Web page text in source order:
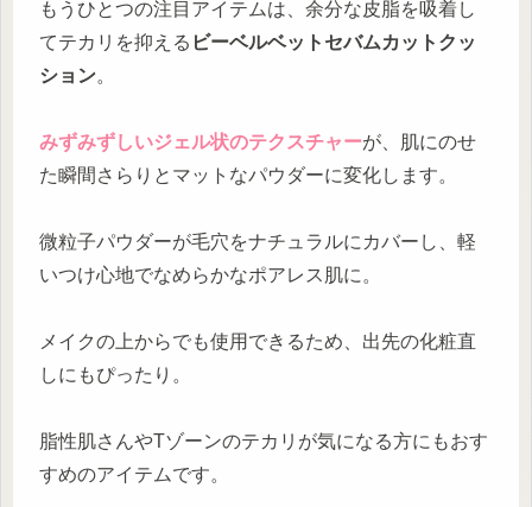
もうひとつの注目アイテムは、余分な皮脂を吸着し
てテカリを抑える ビーベルベットセバムカットクッ
ション。
みずみずしいジェル状のテクスチャーが、肌にのせ
た瞬間さらりとマットなパウダーに変化します。
微粒子パウダーが毛穴をナチュラルにカバーし、軽
いつけ心地でなめらかなポアレス肌に。
メイクの上からでも使用できるため、出先の化粧直
しにもぴったり。
脂性肌さんやTゾーンのテカリが気になる方にもおす
すめのアイテムです。